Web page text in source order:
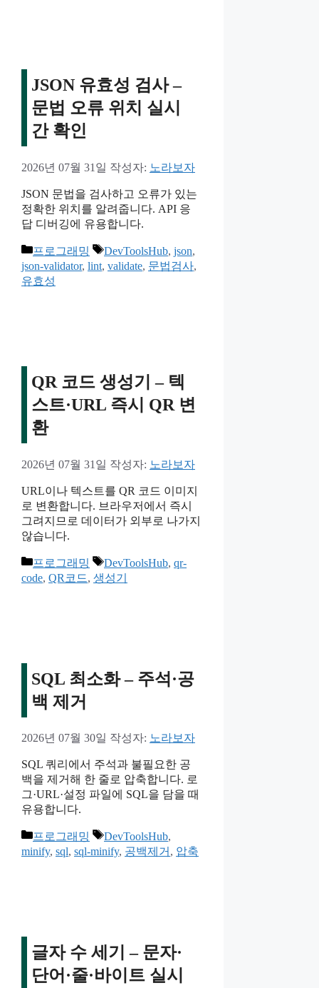
JSON 유효성 검사 –
문법 오류 위치 실시
간 확인
2026년 07월 31일 작성자: 노라보자
JSON 문법을 검사하고 오류가 있는
정확한 위치를 알려줍니다. API 응
답 디버깅에 유용합니다.
카
테
고
프로그래밍
태
그
DevToolsHub, json,
json-validator, lint, validate, 문법검사,
유효성
QR 코드 생성기 – 텍
스트·URL 즉시 QR 변
환
2026년 07월 31일 작성자: 노라보자
URL이나 텍스트를 QR 코드 이미지
로 변환합니다. 브라우저에서 즉시
그려지므로 데이터가 외부로 나가지
않습니다.
카
테
프로그래밍
태
그
DevToolsHub, qr-
code, QR코드, 생성기
SQL 최소화 – 주석·공
백 제거
2026년 07월 30일 작성자: 노라보자
SQL 쿼리에서 주석과 불필요한 공
백을 제거해 한 줄로 압축합니다. 로
그·URL·설정 파일에 SQL을 담을 때
유용합니다.
카
테
프로그래밍
태
그
DevToolsHub,
minify, sql, sql-minify, 공백제거 , 압축
글자 수 세기 – 문자·
단어·줄·바이트 실시